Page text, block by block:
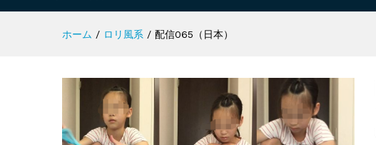
ホーム / ロリ風系 / 配信065（日本）